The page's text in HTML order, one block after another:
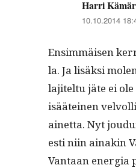
Harri
10.10.2014
Ensim­mäisen
la. Ja lisäk­si
lajitel­tu jäte ei
isääteinen
ainet­ta. Nyt
es­ti niin ainakin
Van­taan ener­gia